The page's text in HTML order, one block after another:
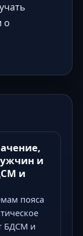
о
и
и
пояса
БДСМ и